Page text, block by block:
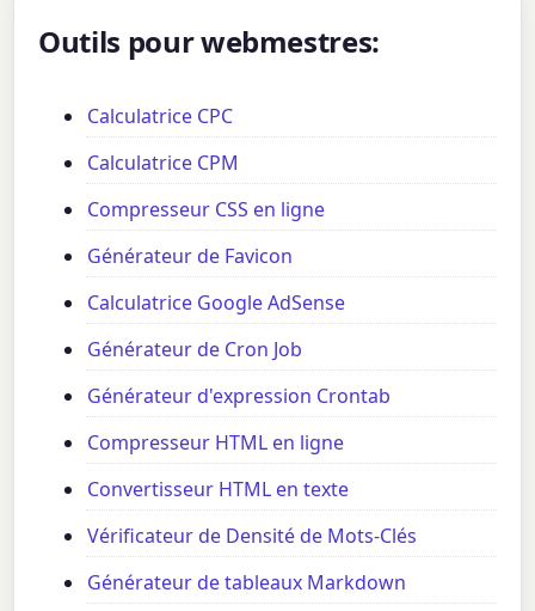
Outils pour webmestres:
Calculatrice CPC
Calculatrice CPM
Compresseur CSS en ligne
Générateur de Favicon
Calculatrice Google AdSense
Générateur de Cron Job
Générateur d'expression Crontab
Compresseur HTML en ligne
Convertisseur HTML en texte
Vérificateur de Densité de Mots-Clés
Générateur de tableaux Markdown